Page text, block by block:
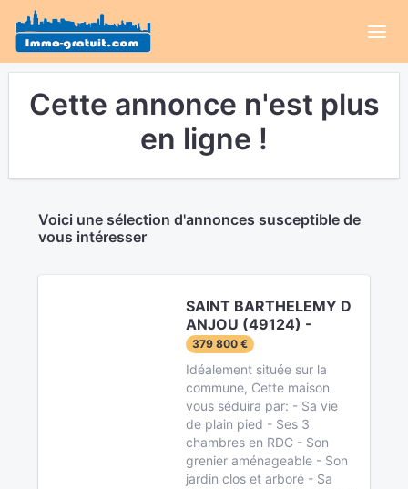
Cette annonce n'est plus
en ligne !
Voici une sélection d'annonces susceptible de
vous intéresser
SAINT BARTHELEMY D
ANJOU (49124) -
379 800 €
Idéalement située sur la
commune, Cette maison
vous séduira par: - Sa vie
de plain pied - Ses 3
chambres en RDC - Son
grenier aménageable - Son
jardin clos et arboré - Sa